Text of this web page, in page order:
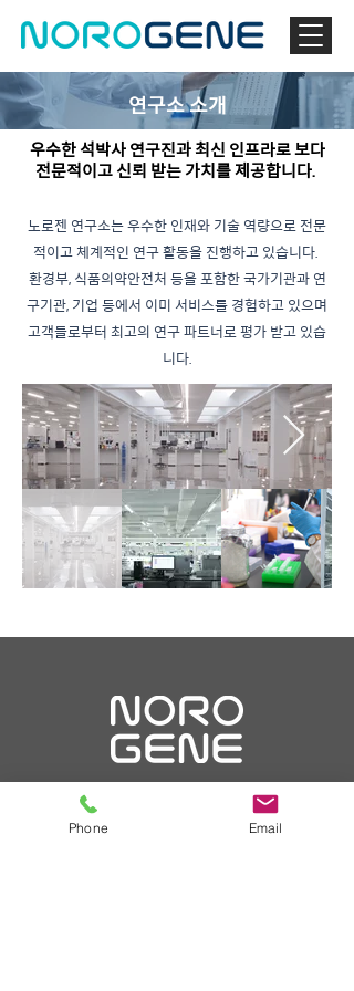
연구소 소개
우수한 석박사 연구진과 최신 인프라로 보다
전문적이고 신뢰 받는 가치를 제공합니다.
노로젠 연구소는 우수한 인재와 기술 역량으로 전문
적이고 체계적인 연구 활동을 진행하고 있습니다.
환경부, 식품의약안전처 등을 포함한 국가기관과 연
구기관, 기업 등에서 이미 서비스를 경험하고 있으며
고객들로부터 최고의 연구 파트너로 평가 받고 있습
니다.
Phone Email